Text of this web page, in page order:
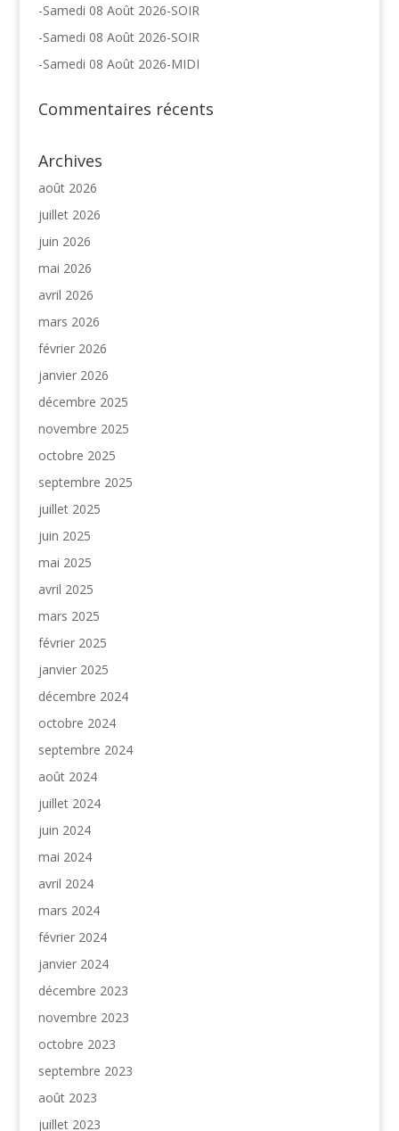
-Samedi 08 Août 2026-SOIR
-Samedi 08 Août 2026-SOIR
-Samedi 08 Août 2026-MIDI
Commentaires récents
Archives
août 2026
juillet 2026
juin 2026
mai 2026
avril 2026
mars 2026
février 2026
janvier 2026
décembre 2025
novembre 2025
octobre 2025
septembre 2025
juillet 2025
juin 2025
mai 2025
avril 2025
mars 2025
février 2025
janvier 2025
décembre 2024
octobre 2024
septembre 2024
août 2024
juillet 2024
juin 2024
mai 2024
avril 2024
mars 2024
février 2024
janvier 2024
décembre 2023
novembre 2023
octobre 2023
septembre 2023
août 2023
juillet 2023